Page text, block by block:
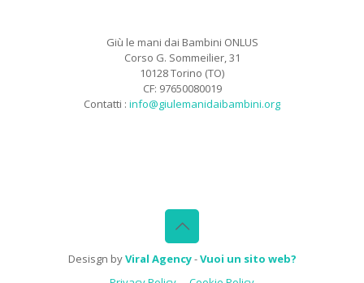
Giù le mani dai Bambini ONLUS
Corso G. Sommeilier, 31
10128 Torino (TO)
CF: 97650080019
Contatti : info@giulemanidaibambini.org
Desisgn byViral Agency-Vuoi un sito web?